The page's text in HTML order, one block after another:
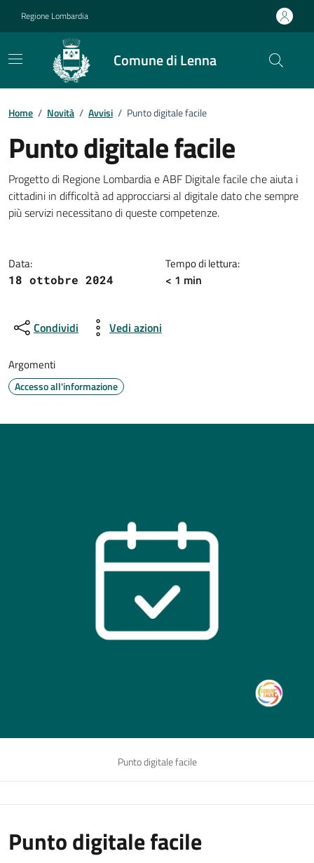
Regione Lombardia
Comune di Lenna
Home / Novità / Avvisi / Punto digitale facile
Punto digitale facile
Dettagli della notizia
Progetto di Regione Lombardia e ABF Digitale facile che aiuta i
cittadini in difficoltà ad approcciarsi al digitale dato che sempre
più servizi necessitano di queste competenze.
Data:
18 ottobre 2024
Tempo di lettura:
< 1 min
Condividi Vedi azioni
Argomenti
Accesso all'informazione
Punto digitale facile
Punto digitale facile